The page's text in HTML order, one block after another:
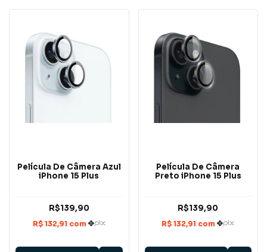
Película De Câmera Azul
iPhone 15 Plus
R$139,90
Película De Câmera
Preto iPhone 15 Plus
R$139,90